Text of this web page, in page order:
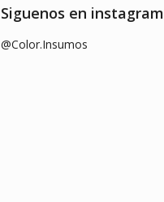
Siguenos en instagram
@Color.Insumos